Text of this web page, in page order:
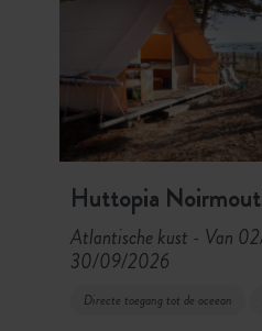
Huttopia
Atlantische kust - Van
30/09/2026
Directe toegang tot de oceean